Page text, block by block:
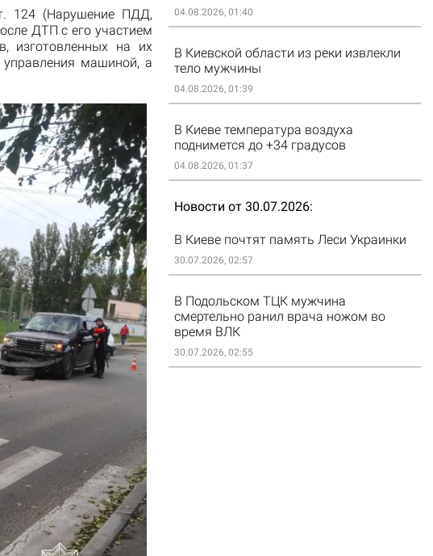
124 (Нарушение ПДД,
ДТП с его участием
изготовленных на их
управления машиной, а
04.08.2026, 01:40
В Киевской области из реки извлекли
тело мужчины
04.08.2026, 01:39
В Киеве температура воздуха
поднимется до +34 градусов
04.08.2026, 01:37
Новости от 30.07.2026
В Киеве почтят память Леси Украинки
30.07.2026, 02:57
В Подольском ТЦК мужчина
смертельно ранил врача ножом во
время ВЛК
30.07.2026, 02:55